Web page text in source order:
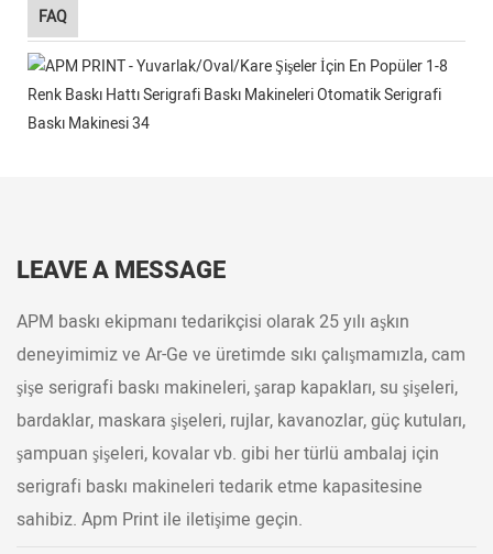
FAQ
LEAVE A MESSAGE
APM baskı ekipmanı tedarikçisi olarak 25 yılı aşkın
deneyimimiz ve Ar-Ge ve üretimde sıkı çalışmamızla, cam
şişe serigrafi baskı makineleri, şarap kapakları, su şişeleri,
bardaklar, maskara şişeleri, rujlar, kavanozlar, güç kutuları,
şampuan şişeleri, kovalar vb. gibi her türlü ambalaj için
serigrafi baskı makineleri tedarik etme kapasitesine
sahibiz. Apm Print ile iletişime geçin.